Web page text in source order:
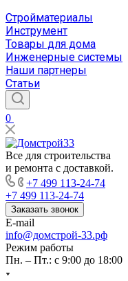
Стройматериалы
Инструмент
Товары для дома
Инженерные системы
Наши партнеры
Статьи
0
Все для строительства
и ремонта с доставкой.
+7 499 113-24-74
+7 499 113-24-74
Заказать звонок
E-mail
info@домстрой-33.рф
Режим работы
Пн. – Пт.: с 9:00 до 18:00